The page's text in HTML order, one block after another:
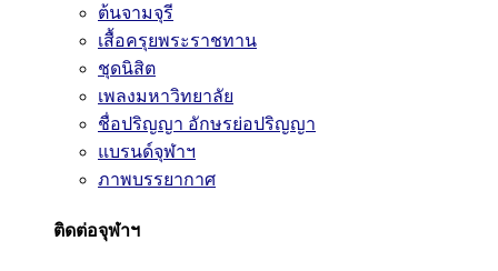
ต้นจามจุรี
เสื้อครุยพระราชทาน
ชุดนิสิต
เพลงมหาวิทยาลัย
ชื่อปริญญา อักษรย่อปริญญา
แบรนด์จุฬาฯ
ภาพบรรยากาศ
ติดต่อจุฬาฯ